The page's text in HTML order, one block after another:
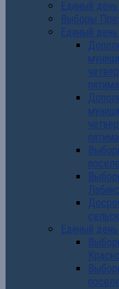
Единый
Выборы
Единый
Единый